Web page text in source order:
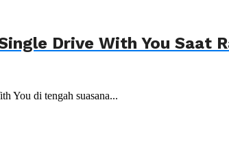
Drive With You Saat
You di tengah suasana...